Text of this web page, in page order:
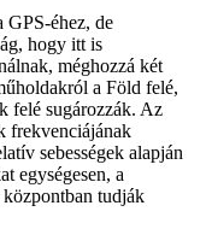
éhez, de
hogy itt is
méghozzá két
a Föld felé,
felé sugározzák. Az
frekvenciájának
sebességek alapján
egységesen, a
tudják